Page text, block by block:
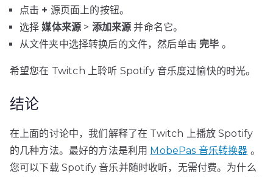
点击 + 源页面上的按钮。
选择媒体来源 > 添加来源 并命名它。
从文件夹中选择转换后的文件，然后单击 完毕 。
希望您在 Twitch 上聆听 Spotify 音乐度过愉快的时光。
结论
在上面的讨论中，我们解释了在 Twitch 上播放 Spotify
的几种方法。最好的方法是利用 MobePas 音乐转换器 。
您可以下载 Spotify 音乐并随时收听，无需付费。为什么